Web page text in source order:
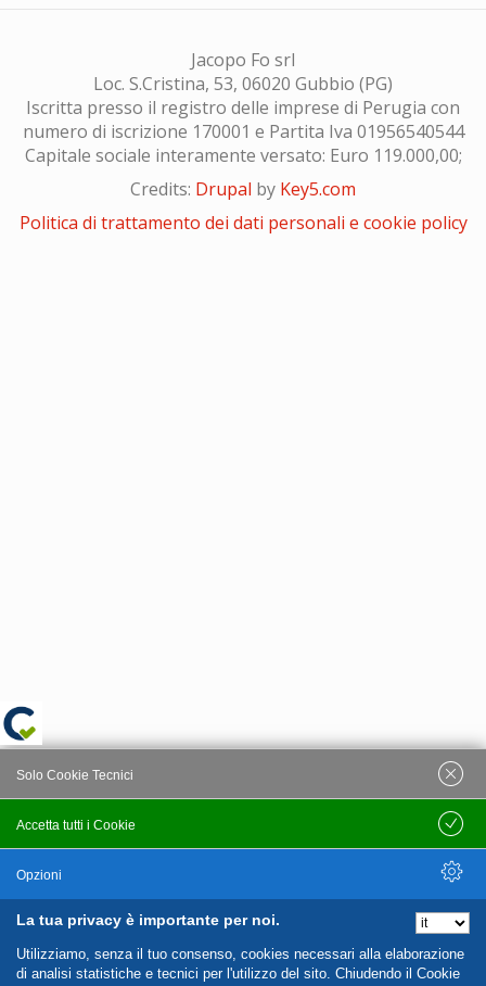
Jacopo Fo srl
Loc. S.Cristina, 53, 06020 Gubbio (PG)
Iscritta presso il registro delle imprese di Perugia con
numero di iscrizione 170001 e Partita Iva 01956540544
Capitale sociale interamente versato: Euro 119.000,00;
Credits: Drupal by Key5.com
Politica di trattamento dei dati personali e cookie policy
La tua privacy è importante per noi.
Utilizziamo, senza il tuo consenso, cookies necessari alla elaborazione
di analisi statistiche e tecnici per l'utilizzo del sito. Chiudendo il Cookie
Accetta tutti i Cookie
Solo Cookie Tecnici
Salva
Opzioni
Nascondi Opzioni